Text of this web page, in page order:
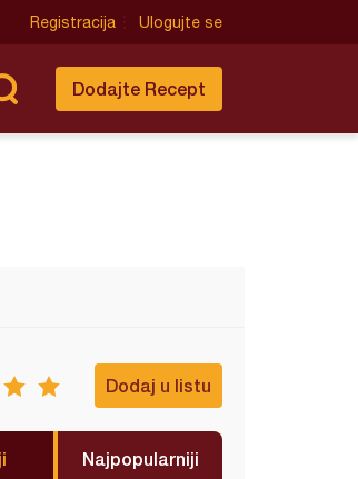
Registracija Ulogujte se
Dodajte Recept
Dodaj u listu
Najpopularniji